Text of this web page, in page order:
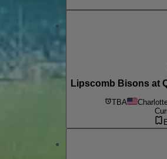
Lipscomb Bisons at
TBA